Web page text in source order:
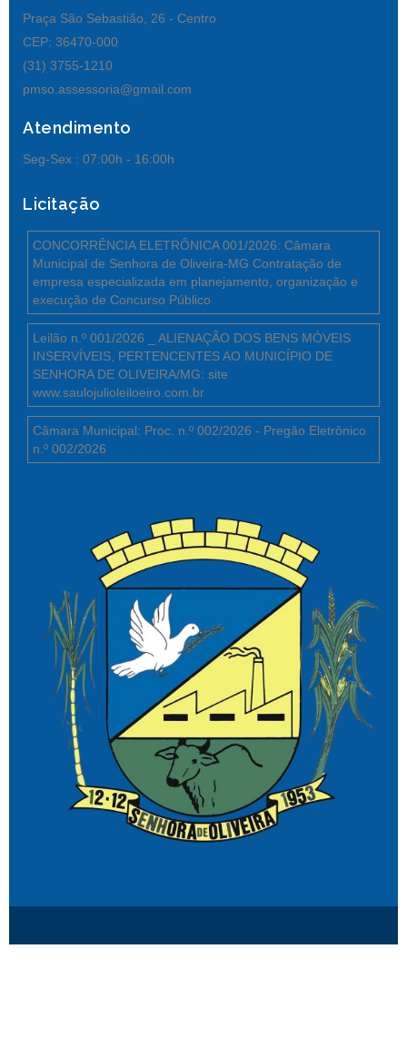
Praça São Sebastião, 26 - Centro
CEP: 36470-000
(31) 3755-1210
pmso.assessoria@gmail.com
Atendimento
Seg-Sex : 07:00h - 16:00h
Licitação
CONCORRÊNCIA ELETRÔNICA 001/2026: Câmara
Municipal de Senhora de Oliveira-MG Contratação de
empresa especializada em planejamento, organização e
execução de Concurso Público
Leilão n.º 001/2026 _ ALIENAÇÃO DOS BENS MÓVEIS
INSERVÍVEIS, PERTENCENTES AO MUNICÍPIO DE
SENHORA DE OLIVEIRA/MG: site
www.saulojulioleiloeiro.com.br
Câmara Municipal: Proc. n.º 002/2026 - Pregão Eletrônico
n.º 002/2026